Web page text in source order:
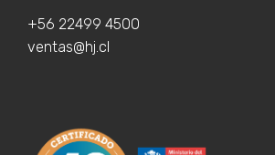
+56 22499 4500
ventas@hj.cl